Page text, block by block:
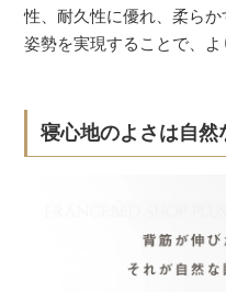
性、耐久性に優れ、柔ら
姿勢を実現することで、よ
寝心地のよさは自然